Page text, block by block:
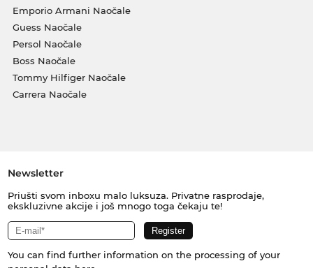
Emporio Armani Naočale
Guess Naočale
Persol Naočale
Boss Naočale
Tommy Hilfiger Naočale
Carrera Naočale
Newsletter
Priušti svom inboxu malo luksuza. Privatne rasprodaje,
ekskluzivne akcije i još mnogo toga čekaju te!
You can find further information on the processing of your